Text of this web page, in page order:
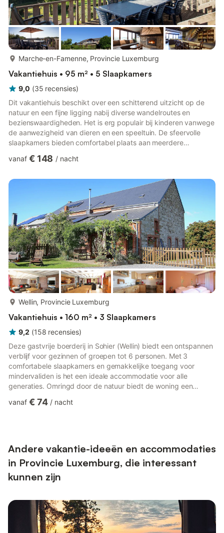
Marche-en-Famenne, Provincie Luxemburg
Vakantiehuis • 95 m² • 5 Slaapkamers
9,0 (35 recensies)
Dit vakantiehuis beschikt over een schitterend uitzicht op de
natuur en een fijne ligging nabij diverse wandelroutes en
bezienswaardigheden. Het is erg populair bij kinderen vanwege
de aanwezigheid van dieren en een speeltuin. De sfeervolle
slaapkamers bieden comfortabel plaats aan meerdere
grens met Luxemburg, in het Ardense Roy. Diverse fiets- en
plaatsen zoals La Roche, Durbuy, Marche, Rochefort, Bastogne.
De dichtstbijzijnde restaurants en winkels liggen op 3 km van
vanaf € 148 / nacht
Wellin, Provincie Luxemburg
Vakantiehuis • 160 m² • 3 Slaapkamers
9,2 (158 recensies)
Deze gastvrije boerderij in Sohier (Wellin) biedt een ontspannen
verblijf voor gezinnen of groepen tot 6 personen. Met 3
comfortabele slaapkamers en gemakkelijke toegang voor
mindervaliden is het een ideale accommodatie voor alle
generaties. Omringd door de natuur biedt de woning een
winkels, restaurants en het stadscentrum. De omheinde
speelplezier voor k...
vanaf € 74 / nacht
Andere vakantie-ideeën en accommodaties
in Provincie Luxemburg, die interessant
kunnen zijn